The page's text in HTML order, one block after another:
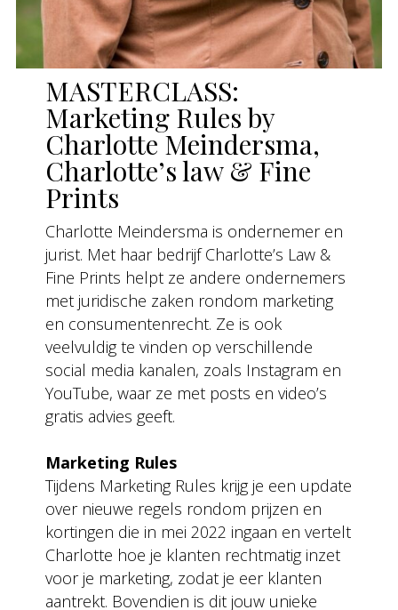
MASTERCLASS:
Marketing Rules by
Charlotte Meindersma,
Charlotte’s law & Fine
Prints
Charlotte Meindersma is ondernemer en
jurist. Met haar bedrijf Charlotte’s Law &
Fine Prints helpt ze andere ondernemers
met juridische zaken rondom marketing
en consumentenrecht. Ze is ook
veelvuldig te vinden op verschillende
social media kanalen, zoals Instagram en
YouTube, waar ze met posts en video’s
gratis advies geeft.
Marketing Rules
Tijdens Marketing Rules krijg je een update
over nieuwe regels rondom prijzen en
kortingen die in mei 2022 ingaan en vertelt
Charlotte hoe je klanten rechtmatig inzet
voor je marketing, zodat je eer klanten
aantrekt. Bovendien is dit jouw unieke